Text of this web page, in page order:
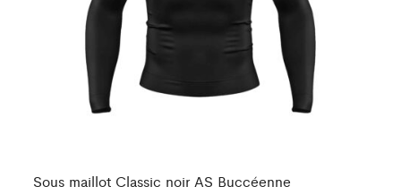
Sous maillot Classic noir AS Buccéenne